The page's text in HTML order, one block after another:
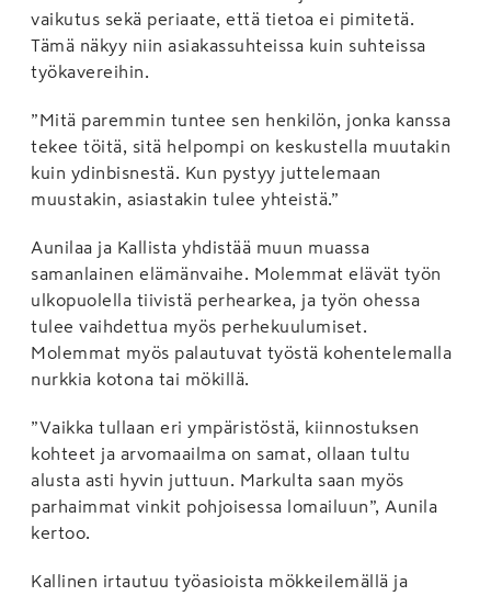
vaikutus sekä periaate, että tietoa ei pimitetä.
Tämä näkyy niin asiakassuhteissa kuin suhteissa
työkavereihin.
”Mitä paremmin tuntee sen henkilön, jonka kanssa
tekee töitä, sitä helpompi on keskustella muutakin
kuin ydinbisnestä. Kun pystyy juttelemaan
muustakin, asiastakin tulee yhteistä.”
Aunilaa ja Kallista yhdistää muun muassa
samanlainen elämänvaihe. Molemmat elävät työn
ulkopuolella tiivistä perhearkea, ja työn ohessa
tulee vaihdettua myös perhekuulumiset.
Molemmat myös palautuvat työstä kohentelemalla
nurkkia kotona tai mökillä.
”Vaikka tullaan eri ympäristöstä, kiinnostuksen
kohteet ja arvomaailma on samat, ollaan tultu
alusta asti hyvin juttuun. Markulta saan myös
parhaimmat vinkit pohjoisessa lomailuun”, Aunila
kertoo.
Kallinen irtautuu työasioista mökkeilemällä ja